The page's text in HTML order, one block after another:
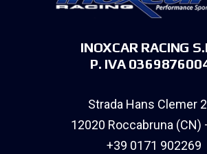
INOXCAR RACING
P. IVA
Strada Hans Clemer
12020 Roccabruna (CN)
+39 0171 902269